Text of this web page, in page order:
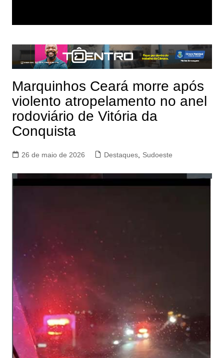
Marquinhos Ceará morre após
violento atropelamento no anel
rodoviário de Vitória da
Conquista
26 de maio de 2026 Destaques, Sudoeste